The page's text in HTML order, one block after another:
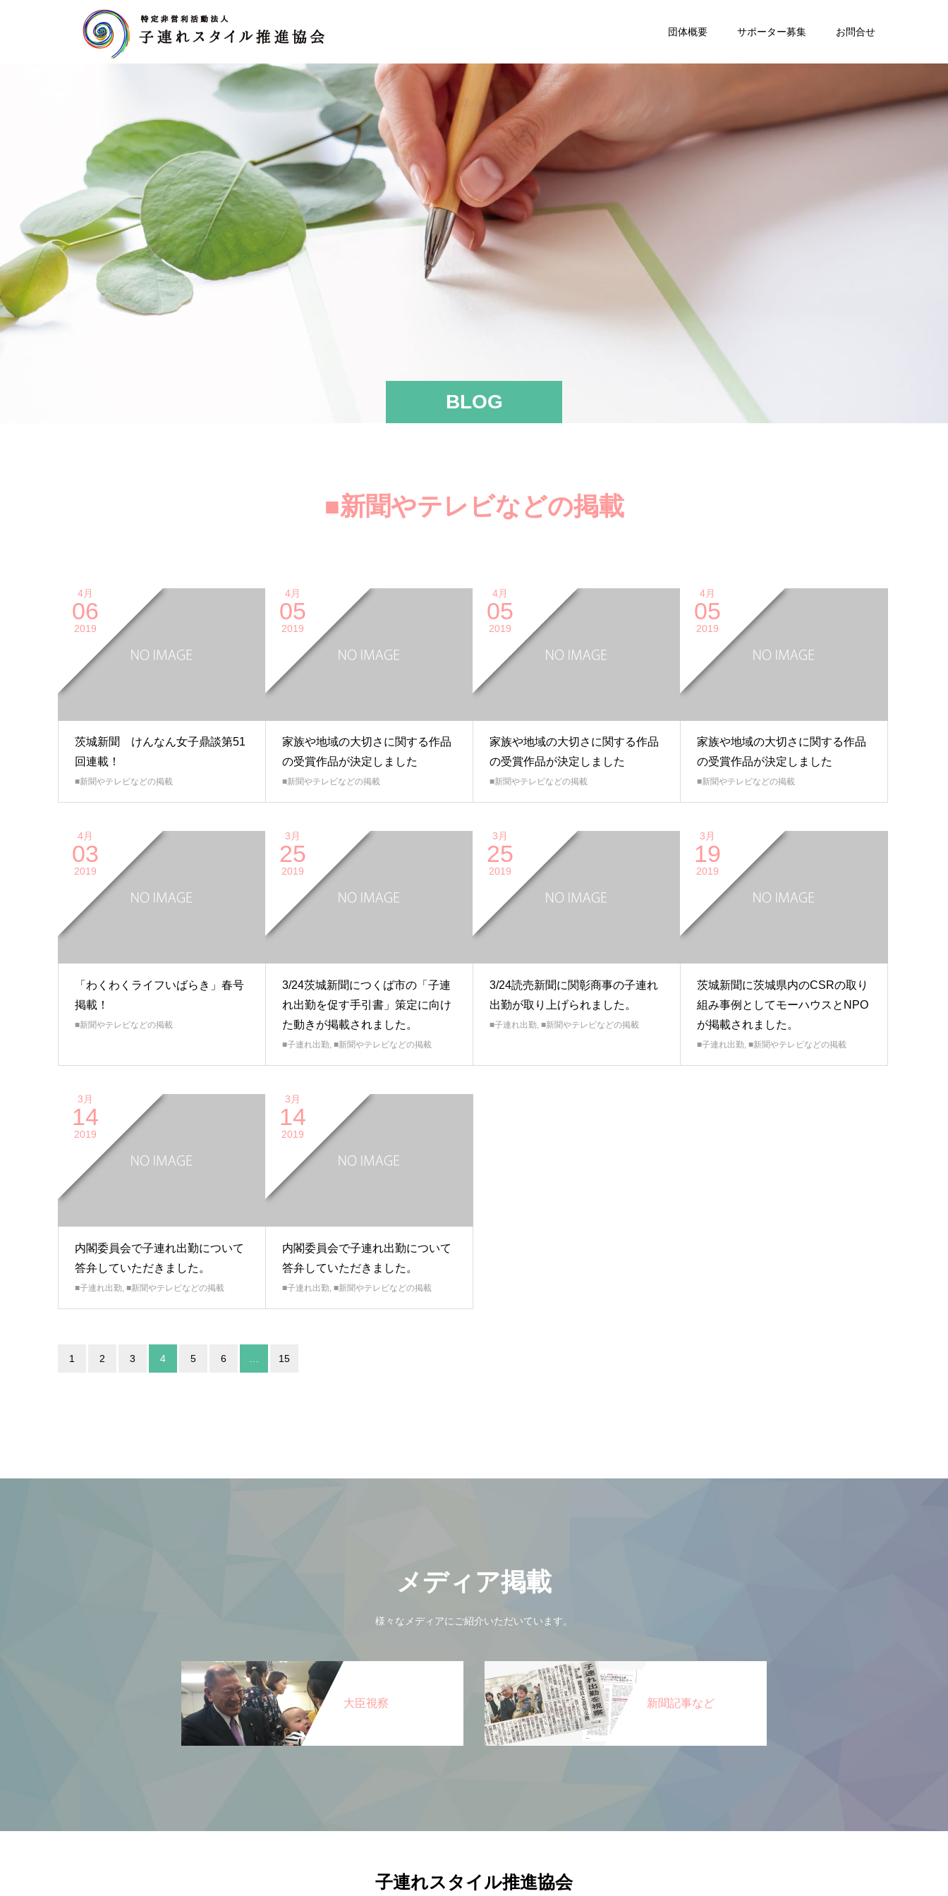
団体概要 サポーター募集 お問合せ
BLOG
■新聞やテレビなどの掲載
4月
06
2019
茨城新聞 けんなん女子鼎談第51
回連載！
■新聞やテレビなどの掲載
4月
05
2019
家族や地域の大切さに関する作品
の受賞作品が決定しました
■新聞やテレビなどの掲載
4月
05
2019
家族や地域の大切さに関する作品
の受賞作品が決定しました
■新聞やテレビなどの掲載
4月
05
2019
家族や地域の大切さに関する作品
の受賞作品が決定しました
■新聞やテレビなどの掲載
4月
03
2019
「わくわくライフいばらき」春号
掲載！
■新聞やテレビなどの掲載
3月
25
2019
3/24茨城新聞につくば市の「子連
れ出勤を促す手引書」策定に向け
た動きが掲載されました。
■子連れ出勤, ■新聞やテレビなどの掲載
3月
25
2019
3/24読売新聞に関彰商事の子連れ
出勤が取り上げられました。
■子連れ出勤, ■新聞やテレビなどの掲載
3月
19
2019
茨城新聞に茨城県内のCSRの取り
組み事例としてモーハウスとNPO
が掲載されました。
■子連れ出勤, ■新聞やテレビなどの掲載
3月
14
2019
内閣委員会で子連れ出勤について
答弁していただきました。
■子連れ出勤 ■新聞やテレビなどの掲載
3月
14
2019
内閣委員会で子連れ出勤について
答弁していただきました。
■子連れ出勤 ■新聞やテレビなどの掲載
1 2 3 4 5 6 15
メディア掲載
様々なメディアにご紹介いただいています。
大臣視察 新聞記事など
子連れスタイル推進協会